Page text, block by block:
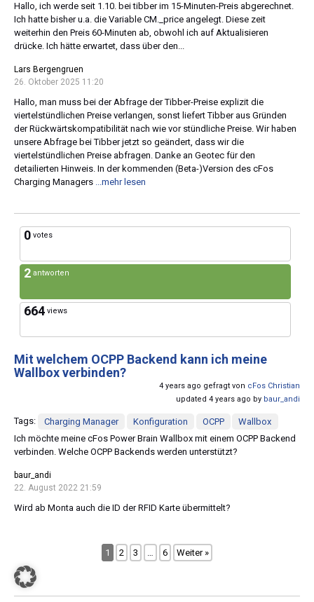
Hallo, ich werde seit 1.10. bei tibber im 15-Minuten-Preis abgerechnet.
Ich hatte bisher u.a. die Variable CM._price angelegt. Diese zeit
weiterhin den Preis 60-Minuten ab, obwohl ich auf Aktualisieren
drücke. Ich hätte erwartet, dass über den...
Lars Bergengruen
26. Oktober 2025 11:20
Hallo, man muss bei der Abfrage der Tibber-Preise explizit die
viertelstündlichen Preise verlangen, sonst liefert Tibber aus Gründen
der Rückwärtskompatibilität nach wie vor stündliche Preise. Wir haben
unsere Abfrage bei Tibber jetzt so geändert, dass wir die
viertelstündlichen Preise abfragen. Danke an Geotec für den
detailierten Hinweis. In der kommenden (Beta-)Version des cFos
Charging Managers ...mehr lesen
0 votes
2 antworten
664 views
Mit welchem OCPP Backend kann ich meine
Wallbox verbinden?
4 years ago gefragt von cFos Christian
updated 4 years ago by baur_andi
Tags: Charging Manager Konfiguration OCPP
Wallbox
Ich möchte meine cFos Power Brain Wallbox mit einem OCPP Backend
verbinden. Welche OCPP Backends werden unterstützt?
baur_andi
22. August 2022 21:59
Wird ab Monta auch die ID der RFID Karte übermittelt?
1 2 3 6 Weiter »